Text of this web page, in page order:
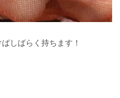
しばらく持ちます！